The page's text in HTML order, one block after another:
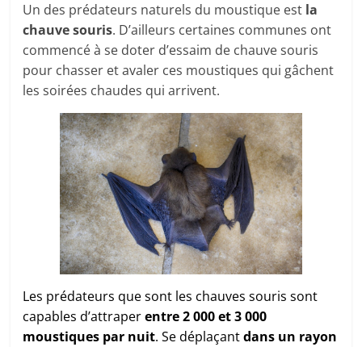
Un des prédateurs naturels du moustique est la
chauve souris. D’ailleurs certaines communes ont
commencé à se doter d’essaim de chauve souris
pour chasser et avaler ces moustiques qui gâchent
les soirées chaudes qui arrivent.
Les prédateurs que sont les chauves souris sont
capables d’attraperentre 2 000 et 3 000
moustiques par nuit. Se déplaçantdans un rayon